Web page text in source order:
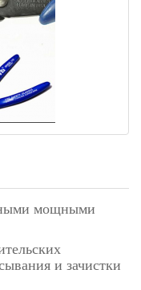
мощными
и зачистки